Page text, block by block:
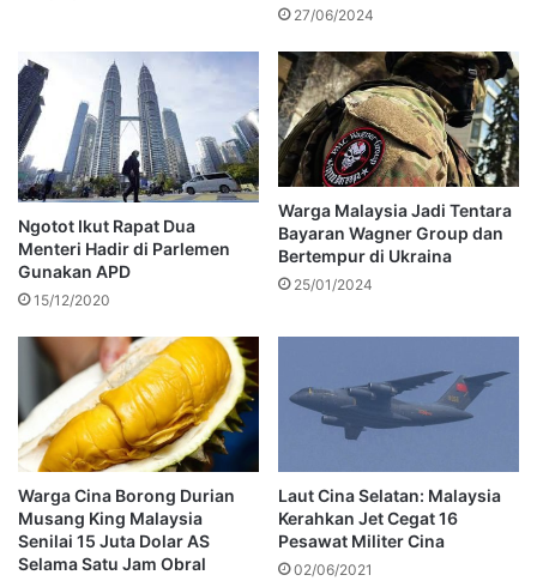
27/06/2024
Ngotot Ikut Rapat Dua
Menteri Hadir di Parlemen
Gunakan APD
15/12/2020
Warga Malaysia Jadi Tentara
Bayaran Wagner Group dan
Bertempur di Ukraina
25/01/2024
Warga Cina Borong Durian
Musang King Malaysia
Senilai 15 Juta Dolar AS
Selama Satu Jam Obral
Laut Cina Selatan: Malaysia
Kerahkan Jet Cegat 16
Pesawat Militer Cina
02/06/2021